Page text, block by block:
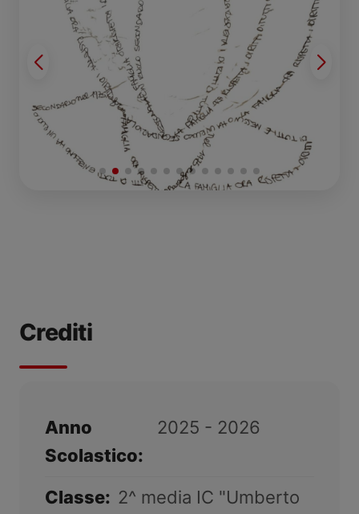
Crediti
Anno
Scolastico:
2025 - 2026
Classe: 2^ media IC "Umberto